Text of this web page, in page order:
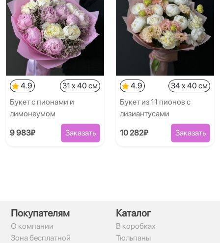
4.9
31 x 40 см
Букет с пионами и
лимонеумом
9 983₽ Заказать
4.9
34 x 40 см
Букет из 11 пионов с
лизиантусами
10 282₽ Заказать
Покупателям
О компании
Зона бесплатной
Каталог
В коробках
Тюльпаны